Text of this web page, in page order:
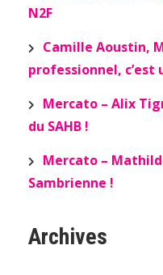
N2F
Camille Aoustin,
professionnel, c’est
Mercato – Alix
du SAHB !
Mercato –
Sambrienne !
Archives